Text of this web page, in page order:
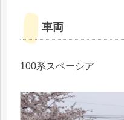
車両
100系スペーシア